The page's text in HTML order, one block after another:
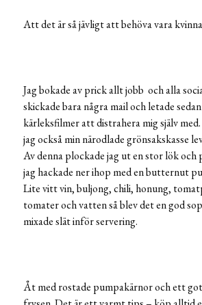
Att det är så jävligt att behöva vara
Jag bokade av prick allt jobb och alla
skickade bara några mail och letade
kärleksfilmer att distrahera mig själv
jag också min närodlade grönsakskasse
Av denna plockade jag ut en stor lök och
jag hackade ner ihop med en butternut
Lite vitt vin, buljong, chili, honung,
tomater och vatten så blev det en god
mixade slät inför servering.
Åt med rostade pumpakärnor och ett